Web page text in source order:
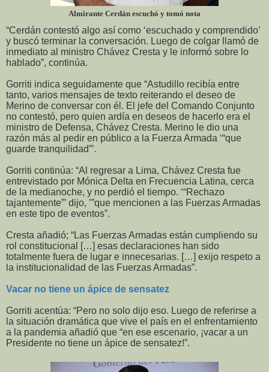
Almirante Cerdán escuchó y tomó nota
“Cerdán contestó algo así como ‘escuchado y comprendido’
y buscó terminar la conversación. Luego de colgar llamó de
inmediato al ministro Chávez Cresta y le informó sobre lo
hablado”, continúa.
Gorriti indica seguidamente que “Astudillo recibía entre
tanto, varios mensajes de texto reiterando el deseo de
Merino de conversar con él. El jefe del Comando Conjunto
no contestó, pero quien ardía en deseos de hacerlo era el
ministro de Defensa, Chávez Cresta. Merino le dio una
razón más al pedir en público a la Fuerza Armada ‘“que
guarde tranquilidad”’.
Gorriti continúa: “Al regresar a Lima, Chávez Cresta fue
entrevistado por Mónica Delta en Frecuencia Latina, cerca
de la medianoche, y no perdió el tiempo. ‘“Rechazo
tajantemente”’ dijo, ’”que mencionen a las Fuerzas Armadas
en este tipo de eventos”.
Cresta añadió; “Las Fuerzas Armadas están cumpliendo su
rol constitucional […] esas declaraciones han sido
totalmente fuera de lugar e innecesarias. […] exijo respeto a
la institucionalidad de las Fuerzas Armadas”.
Vacar no tiene un ápice de sensatez
Gorriti acentúa: “Pero no solo dijo eso. Luego de referirse a
la situación dramática que vive el país en el enfrentamiento
a la pandemia añadió que “en ese escenario, ¡vacar a un
Presidente no tiene un ápice de sensatez!”.